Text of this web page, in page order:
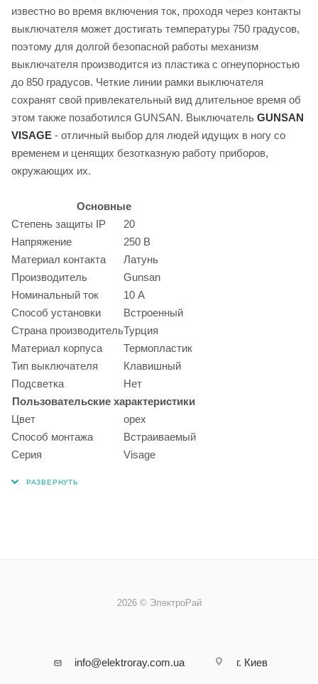
известно во время включения ток, проходя через контакты
выключателя может достигать температуры 750 градусов,
поэтому для долгой безопасной работы механизм
выключателя производится из пластика с огнеупорностью
до 850 градусов. Четкие линии рамки выключателя
сохранят свой привлекательный вид длительное время об
этом также позаботился GUNSAN. Выключатель GUNSAN
VISAGE - отличный выбор для людей идущих в ногу со
временем и ценящих безотказную работу приборов,
окружающих их.
Основные
Степень защиты IP
20
Напряжение
250 В
Материал контакта
Латунь
Производитель
Gunsan
Номинальный ток
10 А
Способ установки
Встроенный
Страна производительТурция
Материал корпуса
Термопластик
Тип выключателя
Клавишный
Подсветка
Нет
Пользовательские характеристики
Цвет
орех
Способ монтажа
Встраиваемый
Серия
Visage
2026 © ЭлектроРай
info@elektroray.com.ua г. Киев